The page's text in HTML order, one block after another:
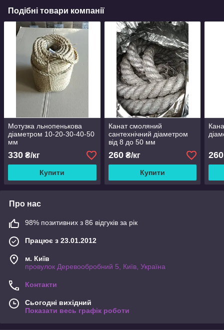
Подібні товари компанії
Мотузка льнопенькова
діаметром 10-20-30-40-50
мм
330 ₴/кг
Купити
Канат смоляний
сантехнічний діаметром
від 8 до 50 мм
260₴/кг
Купити
260
Про нас
98% позитивних з 86 відгуків за рік
Працює з 23.01.2012
м. Київ
провулок Деревообробний 5, Київ, Україна
Контакти
Сьогодні вихідний
Показати весь графік роботи